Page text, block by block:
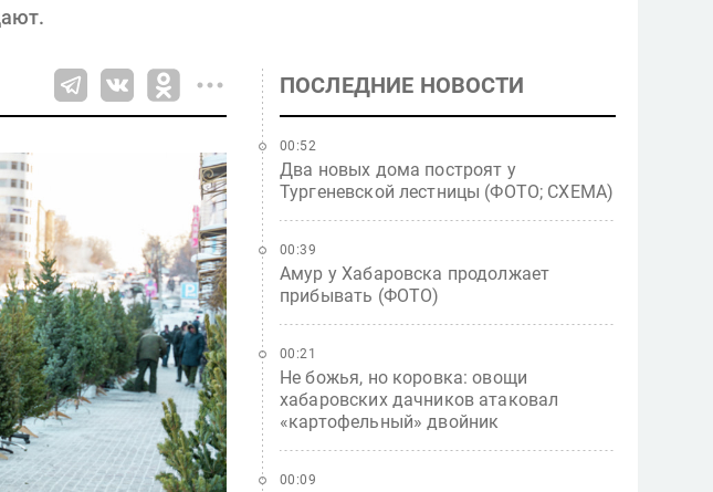
ПОСЛЕДНИЕ НОВОСТИ
Два новых дома построят у
Тургеневской лестницы (ФОТО; СХЕМА)
00:52
Амур у Хабаровска продолжает
прибывать (ФОТО)
00:39
Не божья, но коровка: овощи
хабаровских дачников атаковал
«картофельный» двойник
00:21
00:09